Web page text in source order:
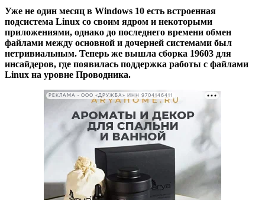
Уже не один месяц в Windows 10 есть встроенная
подсистема Linux со своим ядром и некоторыми
приложениями, однако до последнего времени обмен
файлами между основной и дочерней системами был
нетривиальным. Теперь же вышла сборка 19603 для
инсайдеров, где появилась поддержка работы с файлами
Linux на уровне Проводника.
РЕКЛАМА • ООО «ДРУЖБА» ИНН 9704146411